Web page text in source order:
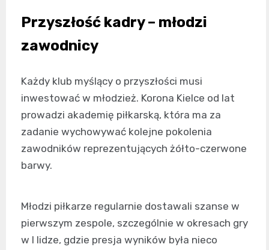
Przyszłość kadry – młodzi
zawodnicy
Każdy klub myślący o przyszłości musi
inwestować w młodzież. Korona Kielce od lat
prowadzi akademię piłkarską, która ma za
zadanie wychowywać kolejne pokolenia
zawodników reprezentujących żółto-czerwone
barwy.
Młodzi piłkarze regularnie dostawali szanse w
pierwszym zespole, szczególnie w okresach gry
w I lidze, gdzie presja wyników była nieco